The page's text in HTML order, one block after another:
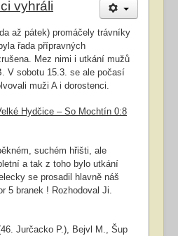
vyhráli
až pátek) promáčely trávníky
řada přípravných
Mez nimi i utkání mužů
V sobotu 15.3. se ale počasí
muži A i dorostenci.
Hydčice – So Mochtín 0:8
suchém hřišti, ale
a tak z toho bylo utkání
se prosadil hlavně náš
5 branek ! Rozhodoval Ji.
Jurčacko P.), Bejvl M., Šup